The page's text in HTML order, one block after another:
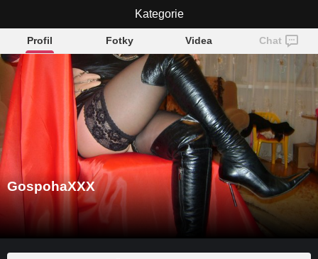
GospohaXXX
Profil Fotky Videa Chat
GospohaXXX
Kategorie